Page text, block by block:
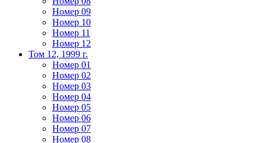
Номер 09
Номер 10
Номер 11
Номер 12
Том 12, 1999 г.
Номер 01
Номер 02
Номер 03
Номер 04
Номер 05
Номер 06
Номер 07
Номер 08